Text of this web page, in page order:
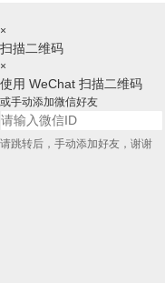
×
扫描二维码
×
使用 WeChat 扫描二维码
或手动添加微信好友
请跳转后，手动添加好友，谢谢